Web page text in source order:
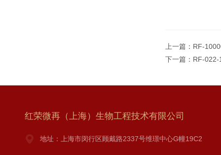
上一篇： RF-
下一篇： RF-022-
红荣微再（上海）生物工程技术有限公司
地址：上海市闵行区顾戴路2337号维璟中心G幢19C2